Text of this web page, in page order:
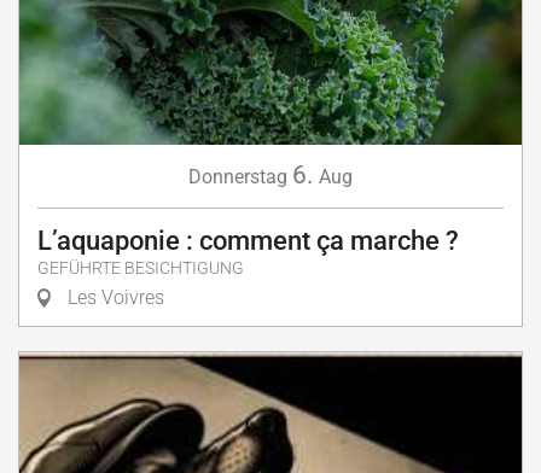
Donnerstag 6. Aug
L’aquaponie : comment ça marche ?
GEFÜHRTE BESICHTIGUNG
Les Voivres